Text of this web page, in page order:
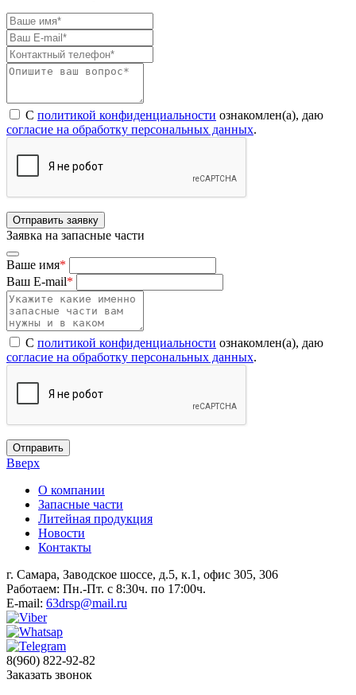
С политикой конфиденциальности ознакомлен(а), даю
согласие на обработку персональных данных.
Отправить заявку
Заявка на запасные части
Ваше имя*
Ваш E-mail*
С политикой конфиденциальности ознакомлен(а), даю
согласие на обработку персональных данных.
Отправить
Вверх
О компании
Запасные части
Литейная продукция
Новости
Контакты
г. Самара, Заводское шоссе, д.5, к.1, офис 305, 306
Работаем: Пн.-Пт. с 8:30ч. по 17:00ч.
E-mail: 63drsp@mail.ru
8(960) 822-92-82
Заказать звонок